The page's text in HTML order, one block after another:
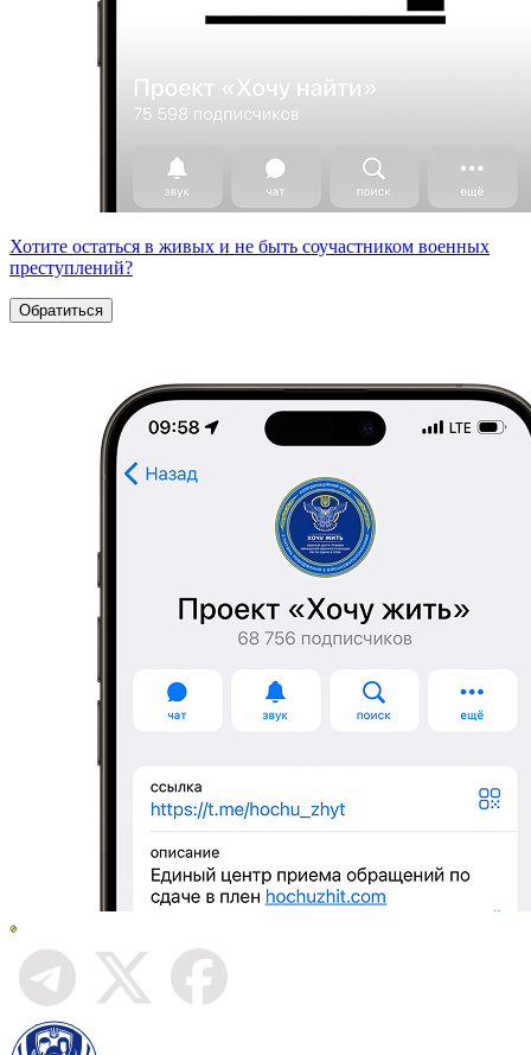
Хотите остаться в живых и не быть соучастником военных
преступлений?
Обратиться